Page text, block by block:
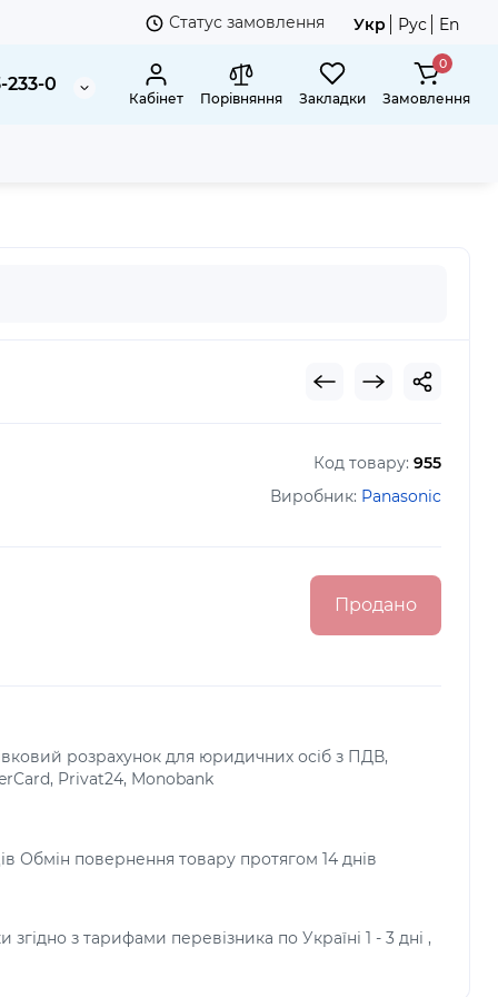
Статус замовлення Укр Рус En
233-0
Кабінет Порівняння Закладки
0
Замовлення
Код товару: 955
Виробник: Panasonic
Продано
розрахунок для юридичних осіб з ПДВ,
Privat24, Monobank
Обмін повернення товару протягом 14 днів
згідно з тарифами перевізника по Україні 1 - 3 дні ,